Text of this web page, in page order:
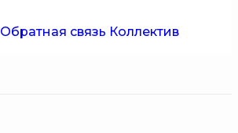
Обратная связь Коллектив